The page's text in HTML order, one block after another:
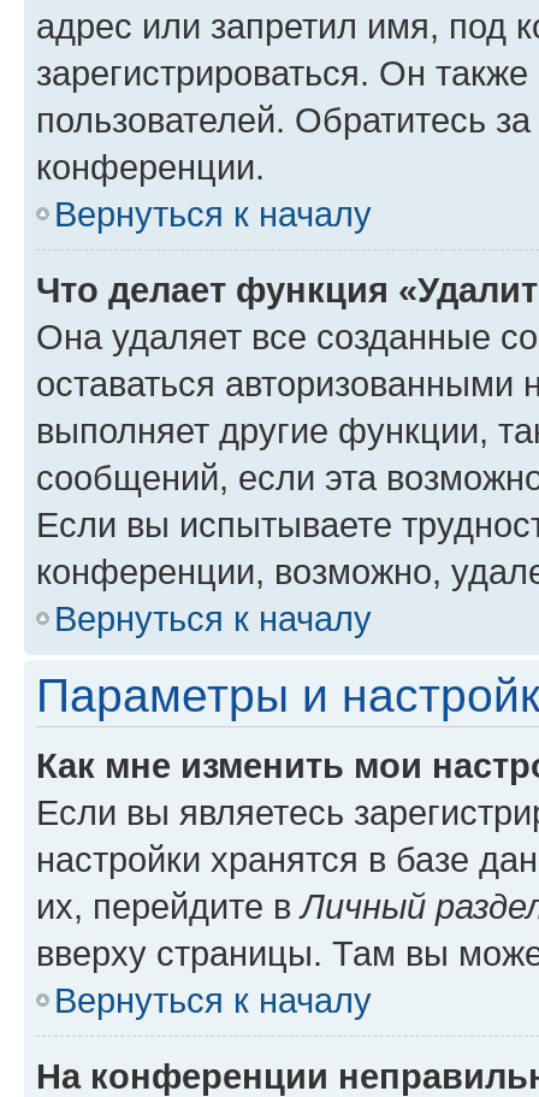
адрес или запретил имя, под
зарегистрироваться. Он
пользователей. Обратитесь
конференции.
Вернуться к началу
Что делает функция
Она удаляет все созданные
оставаться авторизованными
выполняет другие функции,
сообщений, если эта
Если вы испытываете
конференции, возможно,
Вернуться к началу
Параметры и
Как мне изменить мои
Если вы являетесь
настройки хранятся в базе
их, перейдите вЛичный
вверху страницы. Там вы
Вернуться к началу
На конференции